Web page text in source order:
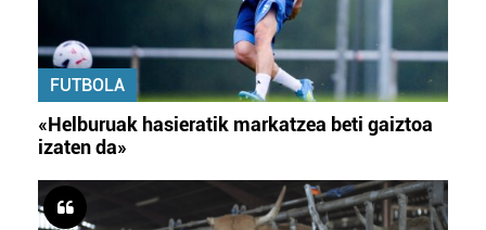
FUTBOLA
«Helburuak hasieratik markatzea beti gaiztoa
izaten da»